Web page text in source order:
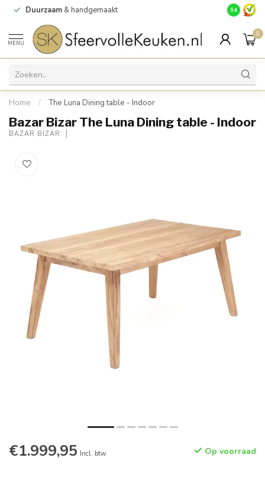
Duurzaam & handgemaakt Gratis
9.4
MENU
0
Home / The Luna Dining table - Indoor
Bazar Bizar The Luna Dining table - Indoor
BAZAR BIZAR
€1.999,95 Incl. btw Op voorraad